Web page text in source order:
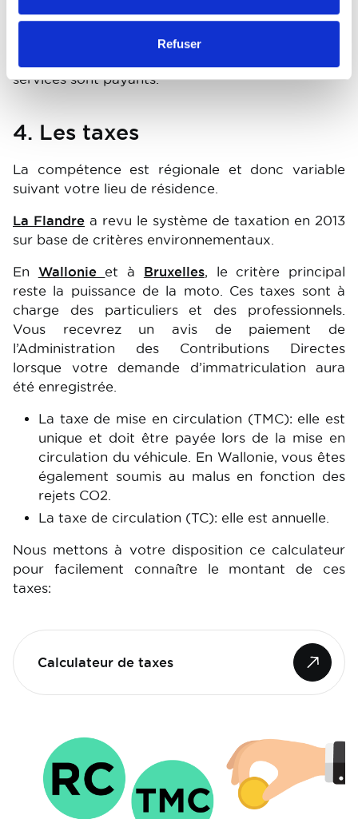
Refuser
payer en liquide à sa réception.
Il existe une procédure accélérée et une
services sont payants.
4. Les taxes
La compétence est régionale et donc variable
suivant votre lieu de résidence.
La Flandre a revu le système de taxation en 2013
sur base de critères environnementaux.
En Wallonie et à Bruxelles, le critère principal
reste la puissance de la moto. Ces taxes sont à
charge des particuliers et des professionnels.
Vous recevrez un avis de paiement de
l’Administration des Contributions Directes
lorsque votre demande d’immatriculation aura
été enregistrée.
La taxe de mise en circulation (TMC): elle est
unique et doit être payée lors de la mise en
circulation du véhicule. En Wallonie, vous êtes
également soumis au malus en fonction des
rejets CO2.
La taxe de circulation (TC): elle est annuelle.
Nous mettons à votre disposition ce calculateur
pour facilement connaître le montant de ces
taxes:
Calculateur de taxes